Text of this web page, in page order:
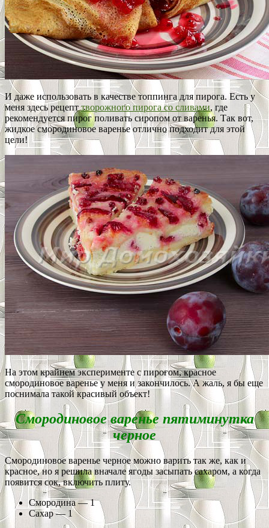
И даже использовать в качестве топпинга для пирога. Есть у
меня здесь рецепттворожного пирога со сливами, где
рекомендуется пирог поливать сиропом от варенья. Так вот,
жидкое смородиновое варенье отлично подходит для этой
цели!
На этом крайнем эксперименте с пирогом, красное
смородиновое варенье у меня и закончилось. А жаль, я бы еще
поснимала такой красивый объект!
Смородиновое варенье пятиминутка
черное
Смородиновое варенье черное можно варить так же, как и
красное, но я решила вначале ягоды засыпать сахаром, а когда
появится сок, включить плиту.
Смородина — 1
Сахар — 1